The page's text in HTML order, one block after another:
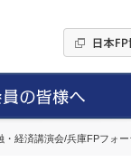
・経済講演会/兵庫FPフォ